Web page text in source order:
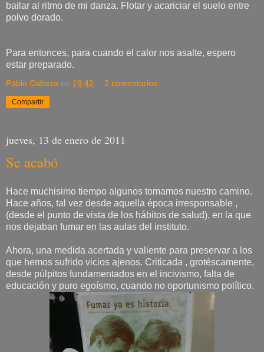
bailar al ritmo de mi danza. Flotar y acariciar el suelo entre
polvo dorado.
Para entonces, para cuando el calor nos asalte, espero
estar preparado.
Pablo Cabeza en 19:42 2 comentarios:
Compartir
jueves, 13 de enero de 2011
Se acabó
Hace muchisimo tiempo algunos tomamos nuestro camino.
Hace años, tal vez desde aquella época irresponsable ,
(desde el punto de vista de los hábitos de salud), en la que
nos dejaban fumar en las aulas del instituto.
Ahora, una medida acertada y valiente para preservar a los
que hemos sufrido vicios ajenos. Criticada , grotéscamente,
desde púlpitos fundamentados en el incivismo, falta de
educación y puro egoísmo, cuando no oportunismo político.